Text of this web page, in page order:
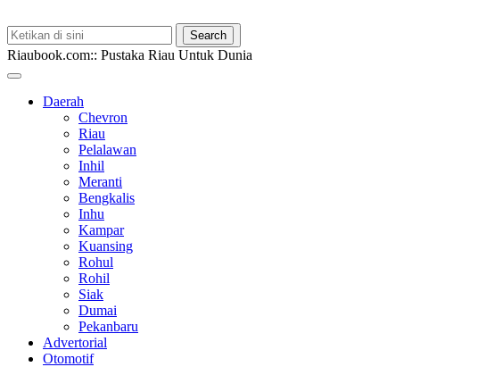
Riaubook.com:: Pustaka Riau Untuk Dunia
Daerah
Chevron
Riau
Pelalawan
Inhil
Meranti
Bengkalis
Inhu
Kampar
Kuansing
Rohul
Rohil
Siak
Dumai
Pekanbaru
Advertorial
Otomotif